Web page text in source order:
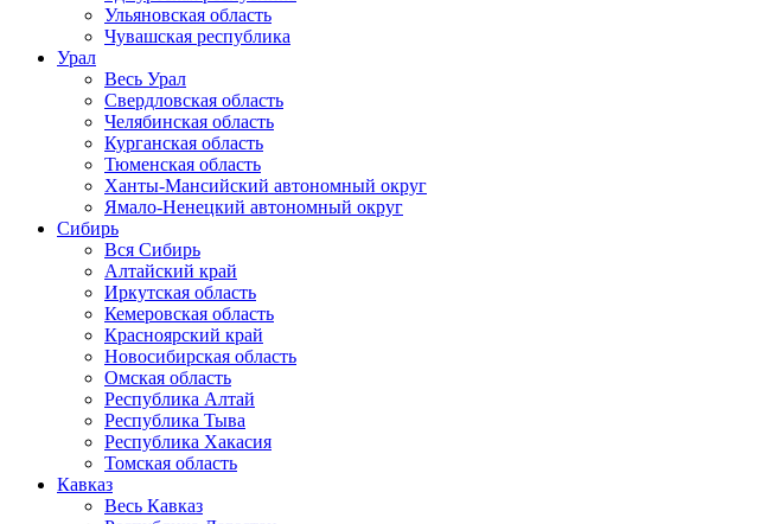
Ульяновская область
Чувашская республика
Урал
Весь Урал
Свердловская область
Челябинская область
Курганская область
Тюменская область
Ханты-Мансийский автономный округ
Ямало-Ненецкий автономный округ
Сибирь
Вся Сибирь
Алтайский край
Иркутская область
Кемеровская область
Красноярский край
Новосибирская область
Омская область
Республика Алтай
Республика Тыва
Республика Хакасия
Томская область
Кавказ
Весь Кавказ